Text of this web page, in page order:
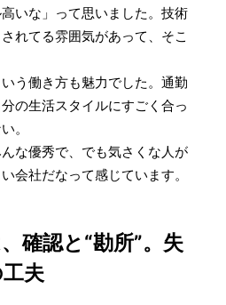
いな」って思いました。技術
れてる雰囲気があって、そこ
う働き方も魅力でした。通勤
の生活スタイルにすごく合っ
。
な優秀で、でも気さくな人が
会社だなって感じています。
確認と“勘所”。失
夫